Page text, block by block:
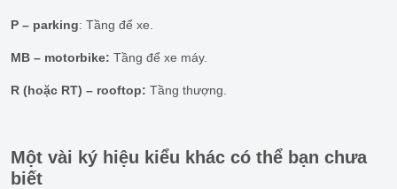
P – parking: Tầng để xe.
MB – motorbike: Tầng để xe máy.
R (hoặc RT) – rooftop: Tầng thượng.
Một vài ký hiệu kiểu khác có thể bạn chưa
biết